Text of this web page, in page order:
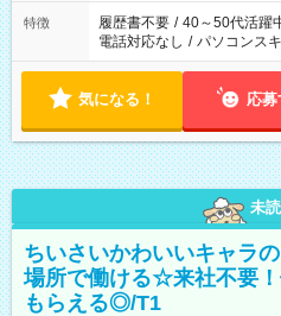
特徴 履歴書不要 / 40～50代活躍
電話対応なし / パソコンス
気になる！ 応募
未読
ちいさいかわいいキャラ
場所で働ける☆来社不要
もらえる◎/T1